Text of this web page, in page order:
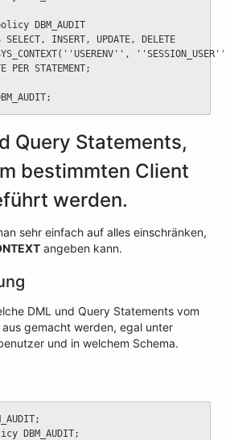
DBM_AUDIT
SELECT, INSERT, UPDATE, DELETE
PER STATEMENT;
Query Statements,
bestimmten Client
werden.
sehr einfach auf alles einschränken,
angeben kann.
DML und Query Statements vom
gemacht werden, egal unter
und in welchem Schema.
DBM_AUDIT;